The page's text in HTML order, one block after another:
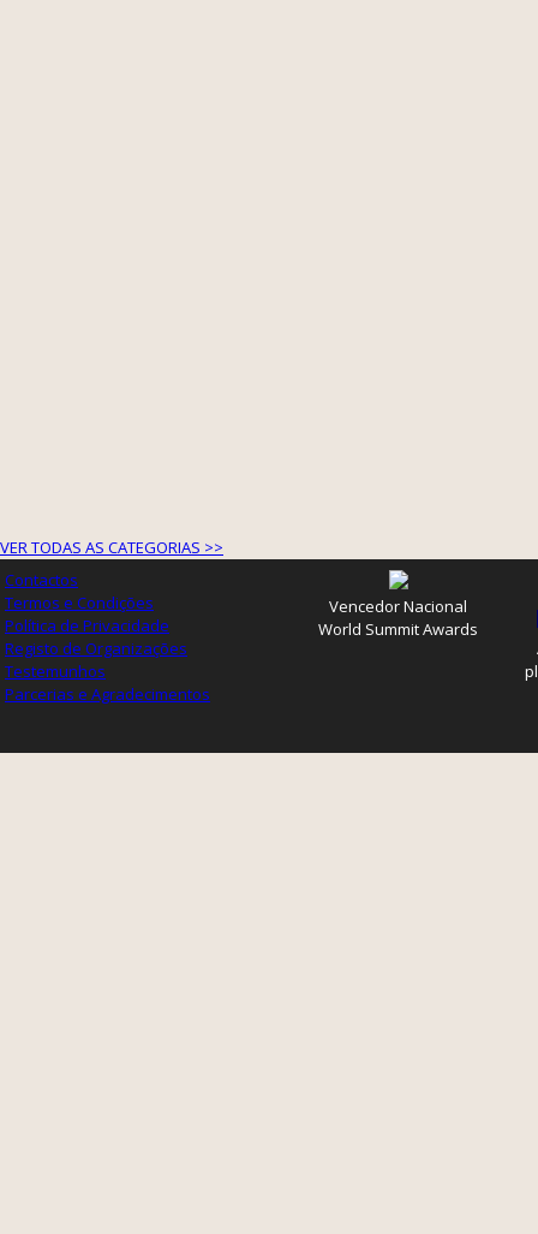
VER TODAS AS CATEGORIAS >>
Contactos
Termos e Condições
Política de Privacidade
Registo de Organizações
Testemunhos
Parcerias e Agradecimentos
Vencedor Nacional
World Summit Awards